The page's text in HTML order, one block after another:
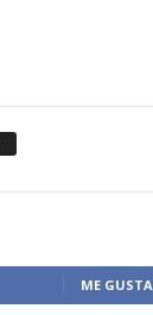
ME GUSTA